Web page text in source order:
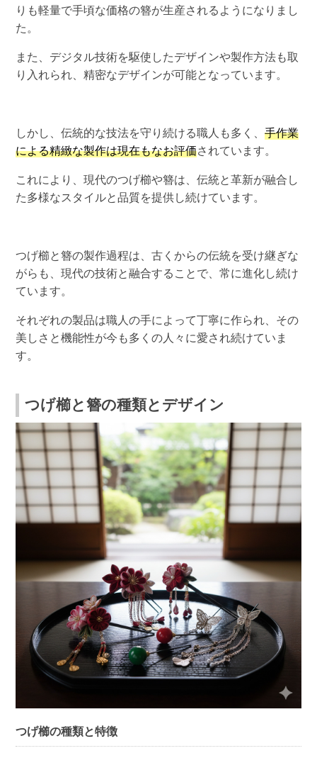
りも軽量で手頃な価格の簪が生産されるようになりまし
た。
また、デジタル技術を駆使したデザインや製作方法も取
り入れられ、精密なデザインが可能となっています。
しかし、伝統的な技法を守り続ける職人も多く、手作業
による精緻な製作は現在もなお評価されています。
これにより、現代のつげ櫛や簪は、伝統と革新が融合し
た多様なスタイルと品質を提供し続けています。
つげ櫛と簪の製作過程は、古くからの伝統を受け継ぎな
がらも、現代の技術と融合することで、常に進化し続け
ています。
それぞれの製品は職人の手によって丁寧に作られ、その
美しさと機能性が今も多くの人々に愛され続けていま
す。
つげ櫛と簪の種類とデザイン
つげ櫛の種類と特徴